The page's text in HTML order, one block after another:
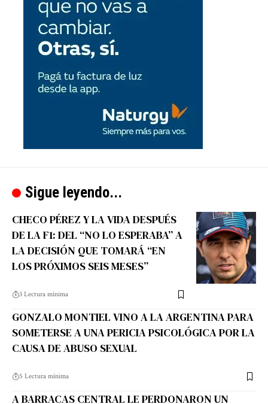
Sigue leyendo...
CHECO PÉREZ Y LA VIDA DESPUÉS
DE LA F1: DEL “NO LO ESPERABA” A
LA DECISIÓN QUE TOMARÁ “EN
LOS PRÓXIMOS SEIS MESES”
3 Lectura mínima
GONZALO MONTIEL VINO A LA ARGENTINA PARA
SOMETERSE A UNA PERICIA PSICOLÓGICA POR LA
CAUSA DE ABUSO SEXUAL
5 Lectura mínima
A BARRACAS CENTRAL LE PERDONARON UN